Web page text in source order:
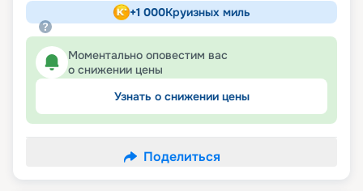
+1 000Круизных миль
Моментально оповестим вас
о снижении цены
Узнать о снижении цены
Поделиться